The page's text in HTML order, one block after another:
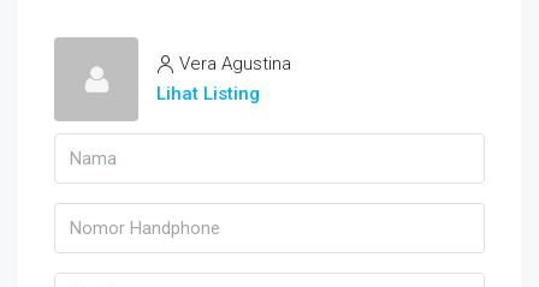
Vera Agustina
Lihat Listing